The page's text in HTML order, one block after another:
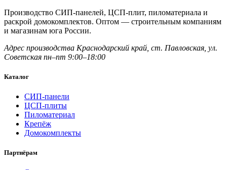
Производство СИП-панелей, ЦСП-плит, пиломатериала и
раскрой домокомплектов. Оптом — строительным компаниям
и магазинам юга России.
Адрес производства Краснодарский край, ст. Павловская, ул.
Советская пн–пт 9:00–18:00
Каталог
СИП-панели
ЦСП-плиты
Пиломатериал
Крепёж
Домокомплекты
Партнёрам